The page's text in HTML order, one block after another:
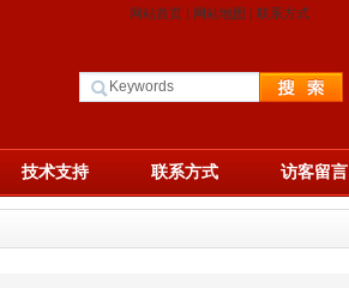
网站首页| 网站地图 | 联系方式
技术支持 联系方式 访客留言